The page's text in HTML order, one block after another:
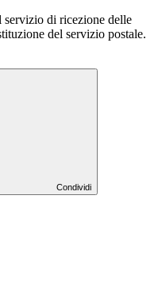
servizio di ricezione delle
del servizio postale.
Condividi